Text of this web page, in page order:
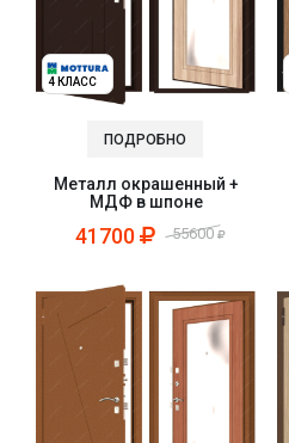
4 КЛАСС
ПОДРОБНО
Металл окрашенный +
МДФ в шпоне
41700 55600